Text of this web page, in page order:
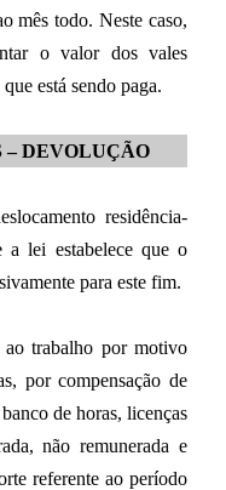
mês todo. Neste caso,
o valor dos vales
está sendo paga.
– DEVOLUÇÃO
residência-
a lei estabelece que o
para este fim.
ao trabalho por motivo
por compensação de
de horas, licenças
não remunerada e
referente ao período